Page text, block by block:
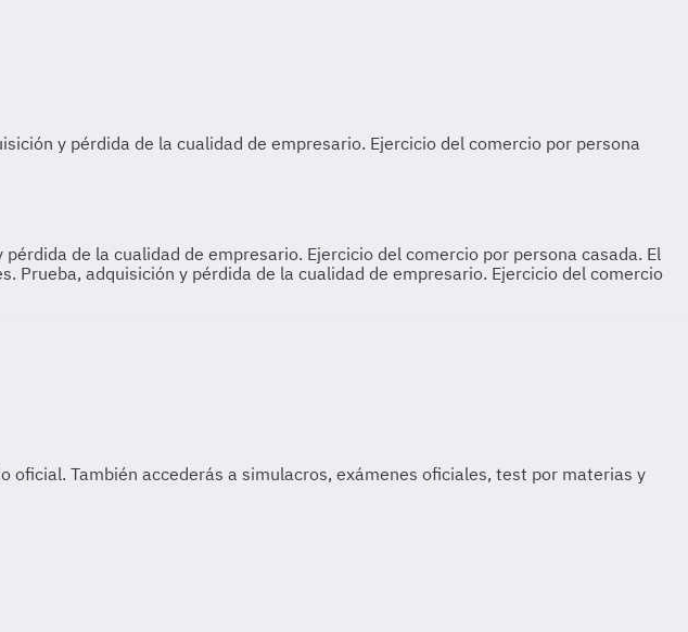
de la cualidad de empresario. Ejercicio del comercio por persona casada. El
Prueba, adquisición y pérdida de la cualidad de empresario. Ejercicio del comercio